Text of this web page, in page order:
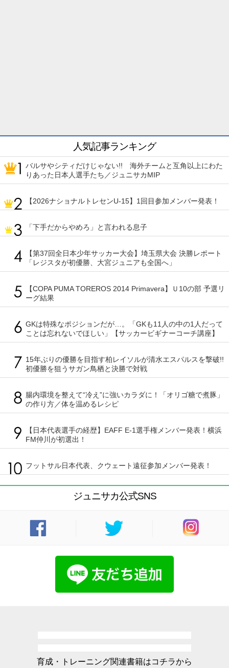
人気記事ランキング
バルサやシティだけじゃない!! 海外チームと互角以上にわた
りあった日本人選手たち／ジュニサカMIP
【2026ナショナルトレセンU-15】1回目参加メンバー発表！
「下手だからやめろ」と言われる息子
【第37回全日本少年サッカー大会】埼玉県大会 決勝レポート
「レジスタが初優勝、大宮ジュニアも全国へ」
【COPA PUMA TOREROS 2014 Primavera】Ｕ10の部 予選リ
ーグ結果
GKは特殊なポジションだが…。「GKも11人の中の1人だって
ことは忘れないでほしい」【サッカービギナーコーチ講座】
15年ぶりの優勝を目指す柏レイソルが清水エスパルスを撃破!!
初優勝を狙うサガン鳥栖と決勝で対戦
腸内環境を整えて“冷え”に強いカラダに！「オリゴ糖で煮豚」
の作り方／体を温めるレシピ
【日本代表選手の経歴】EAFF E-1選手権メンバー発表！横浜
FM仲川が初選出！
フットサル日本代表、クウェート遠征参加メンバー発表！
ジュニサカ公式SNS
育成・トレーニング関連書籍はコチラから